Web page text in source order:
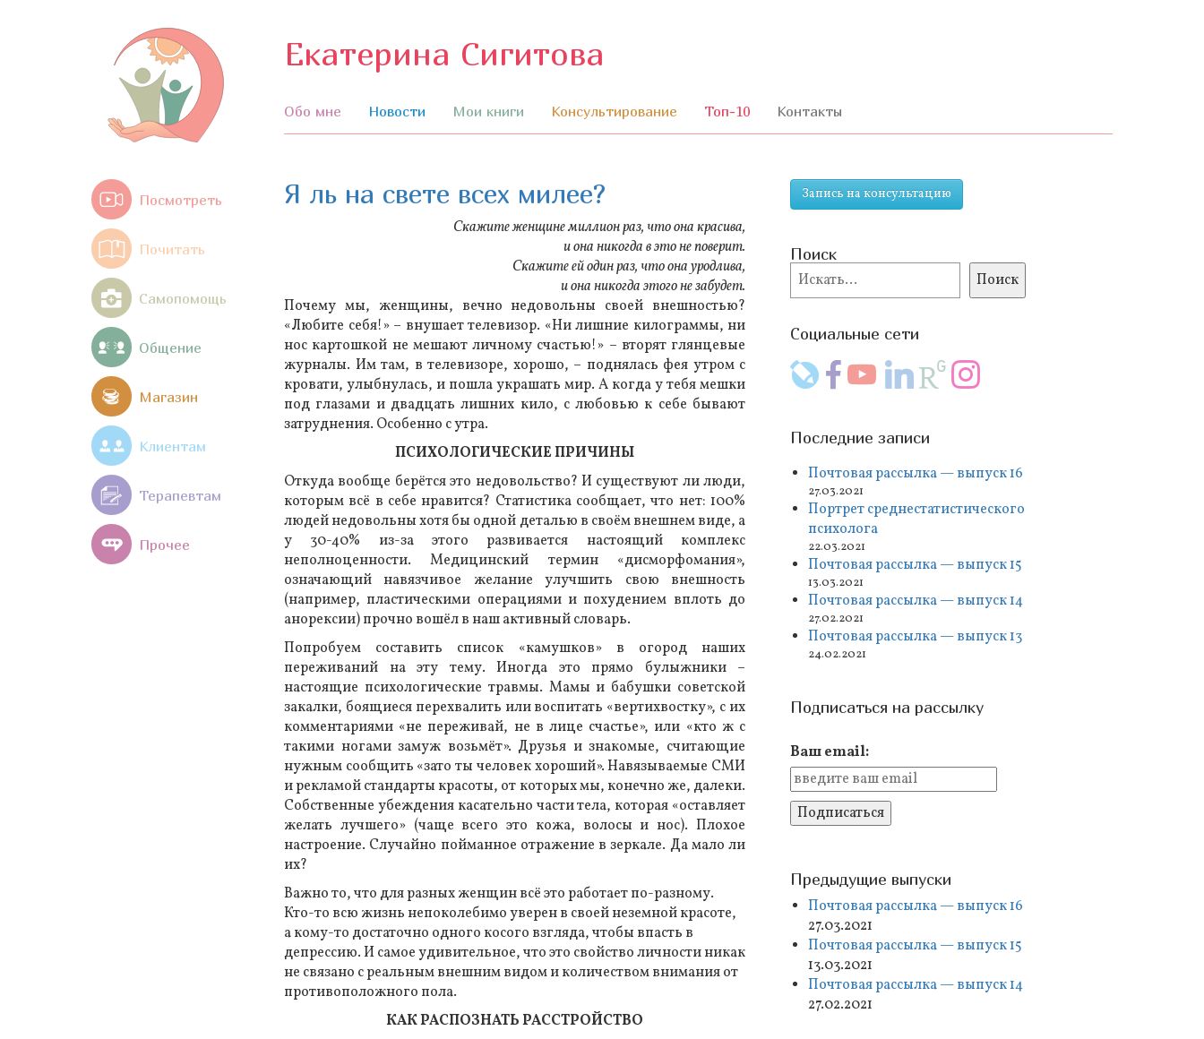
Екатерина Сигитова
Обо мне Новости Мои книги Консультирование Топ-10 Контакты
Посмотреть
Почитать
Самопомощь
Общение
Магазин
Клиентам
Терапевтам
Прочее
Я ль на свете всех милее?
Скажите женщине миллион раз, что она красива,
и она никогда в это не поверит.
Скажите ей один раз, что она уродлива,
и она никогда этого не забудет.
Почему мы, женщины, вечно недовольны своей внешностью?
«Любите себя!» – внушает телевизор. «Ни лишние килограммы, ни
нос картошкой не мешают личному счастью!» – вторят глянцевые
журналы. Им там, в телевизоре, хорошо, – поднялась фея утром с
кровати, улыбнулась, и пошла украшать мир. А когда у тебя мешки
под глазами и двадцать лишних кило, с любовью к себе бывают
затруднения. Особенно с утра.
ПСИХОЛОГИЧЕСКИЕ ПРИЧИНЫ
Откуда вообще берётся это недовольство? И существуют ли люди,
которым всё в себе нравится? Статистика сообщает, что нет: 100%
людей недовольны хотя бы одной деталью в своём внешнем виде, а
у 30-40% из-за этого развивается настоящий комплекс
неполноценности. Медицинский термин «дисморфомания»,
означающий навязчивое желание улучшить свою внешность
(например, пластическими операциями и похудением вплоть до
анорексии) прочно вошёл в наш активный словарь.
Попробуем составить список «камушков» в огород наших
переживаний на эту тему. Иногда это прямо булыжники –
настоящие психологические травмы. Мамы и бабушки советской
закалки, боящиеся перехвалить или воспитать «вертихвостку», с их
комментариями «не переживай, не в лице счастье», или «кто ж с
такими ногами замуж возьмёт». Друзья и знакомые, считающие
нужным сообщить «зато ты человек хороший». Навязываемые СМИ
и рекламой стандарты красоты, от которых мы, конечно же, далеки.
Собственные убеждения касательно части тела, которая «оставляет
желать лучшего» (чаще всего это кожа, волосы и нос). Плохое
настроение. Случайно пойманное отражение в зеркале. Да мало ли
их?
Важно то, что для разных женщин всё это работает по-разному.
Кто-то всю жизнь непоколебимо уверен в своей неземной красоте,
а кому-то достаточно одного косого взгляда, чтобы впасть в
депрессию. И самое удивительное, что это свойство личности никак
не связано с реальным внешним видом и количеством внимания от
противоположного пола.
КАК РАСПОЗНАТЬ РАССТРОЙСТВО
Запись на консультацию
Поиск
Поиск Поиск
Социальные сети
Последние записи
Почтовая рассылка — выпуск 16
27.03.2021
Портрет среднестатистического
психолога
22.03.2021
Почтовая рассылка — выпуск 15
13.03.2021
Почтовая рассылка — выпуск 14
27.02.2021
Почтовая рассылка — выпуск 13
24.02.2021
Подписаться на рассылку
Ваш email:
Предыдущие выпуски
Почтовая рассылка — выпуск 16
27.03.2021
Почтовая рассылка — выпуск 15
13.03.2021
Почтовая рассылка — выпуск 14
27.02.2021